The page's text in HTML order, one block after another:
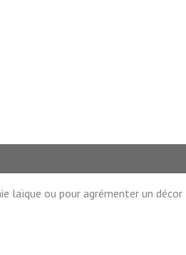
laïque ou pour agrémenter un décor